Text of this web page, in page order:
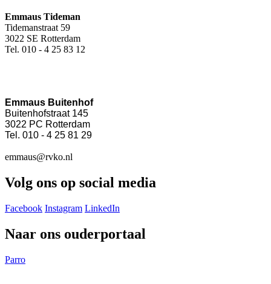
Emmaus Tideman
Tidemanstraat 59
3022 SE Rotterdam
Tel. 010 - 4 25 83 12
Emmaus Buitenhof
Buitenhofstraat 145
3022 PC Rotterdam
Tel. 010 - 4 25 81 29
emmaus@rvko.nl
Volg ons op social media
Facebook Instagram LinkedIn
Naar ons ouderportaal
Parro